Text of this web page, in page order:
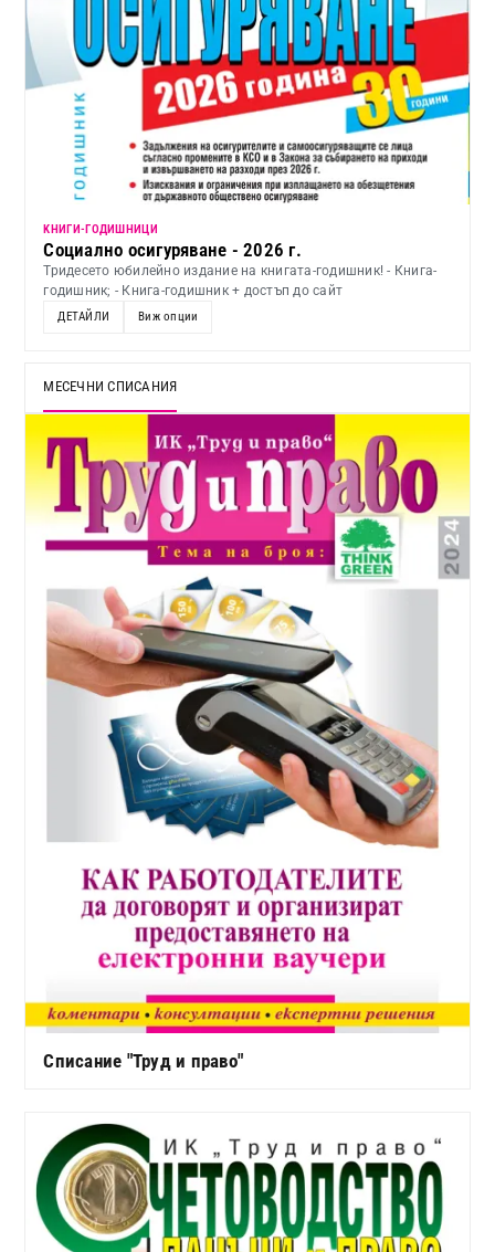
KНИГИ-ГОДИШНИЦИ
Социално осигуряване - 2026 г.
Тридесето юбилейно издание на книгата-годишник! - Книга-
годишник; - Книга-годишник + достъп до сайт
ДЕТАЙЛИ Виж опции
МЕСЕЧНИ СПИСАНИЯ
Списание "Труд и право"